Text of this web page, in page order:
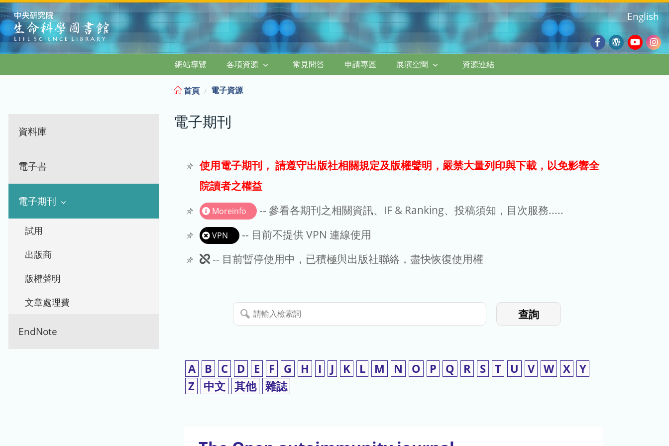
:::
Facebook
Wordpress
Blog
English
網站導覽 各項資源 常見問答 申請專區 展演空間 資源連結
資料庫
電子書
電子期刊
試用
出版商
版權聲明
文章處理費
EndNote
首頁 電子資源
電子期刊
使用電子期刊， 請遵守出版社相關規定及版權聲明，嚴禁大量列印與下載，以免影響全
院讀者之權益
Moreinfo -- 參看各期刊之相關資訊、IF & Ranking、投稿須知，目次服務.....
VPN
-- 目前不提供 VPN 連線使用
此
使
用
-- 目前暫停使用中，已積極與出版社聯絡，盡快恢復使用權
請
輸
索
詞
查詢
A B C D E F G H I J K L M N O P Q R S T U V W X Y
Z
中文 其他 雜誌